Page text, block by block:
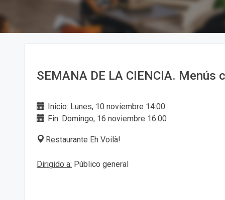
SEMANA DE LA CIENCIA. Menús
Inicio: Lunes, 10 noviembre 14:00
Fin: Domingo, 16 noviembre 16:00
Restaurante Eh Voilà!
Dirigido a: Público general